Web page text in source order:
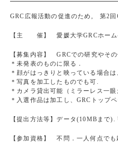
GRC広報活動の促進のため, 第2回
【主 催】 愛媛大学GRCホーム
【募集内容】 GRCでの研究やそ
＊未発表のものに限る．
＊顔がはっきりと映っている場合
＊写真を加工したものでも可.
＊カメラ貸出可能（ミラーレス一
＊入選作品は加工し、GRCトップ
【提出方法等】データ(10MBまで
【参加資格】 不問．一人何点でも